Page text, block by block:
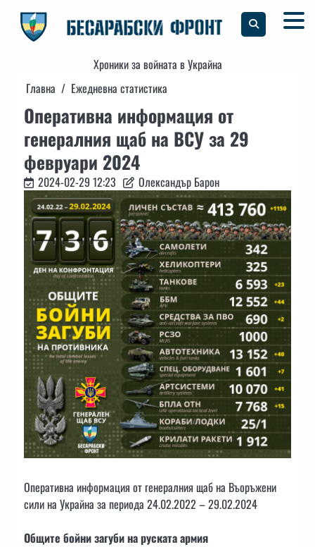
content
Хроники за войната в Украйна
Главна
Ежедневна статистика
Оперативна информация от
генералния щаб на ВСУ за 29
февруари 2024
2024-02-29 12:23 Олександър Барон
Оперативна информация от генералния щаб на Въоръжени
сили на Украйна за периода 24.02.2022 – 29.02.2024
Общите бойни загуби на руската армия